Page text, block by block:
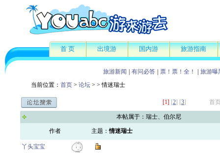
首 页 出境游 国内游 旅游指南
旅游新闻 有问必答 票！票！全！
旅游曝
当前位置： 首页 > 论坛 > > 情迷瑞士
[1] [2] [3] 首
本帖属于：瑞士、伯尔尼
作者 主题：情迷瑞士
丫头宝宝